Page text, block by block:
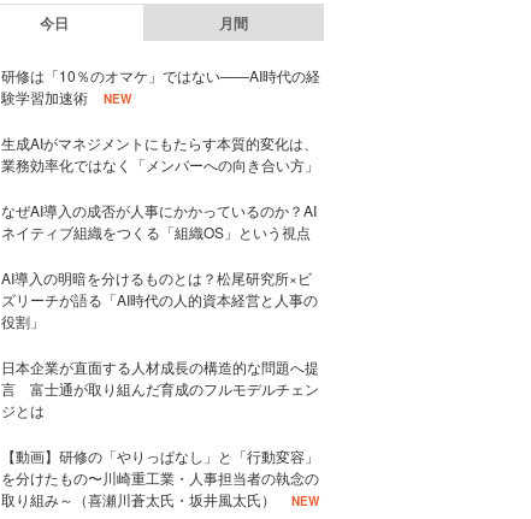
今日 月間
研修は「10％のオマケ」ではない——AI時代の経
験学習加速術
NEW
生成AIがマネジメントにもたらす本質的変化は、
業務効率化ではなく「メンバーへの向き合い方」
なぜAI導入の成否が人事にかかっているのか？AI
ネイティブ組織をつくる「組織OS」という視点
AI導入の明暗を分けるものとは？松尾研究所×ビ
ズリーチが語る「AI時代の人的資本経営と人事の
役割」
日本企業が直面する人材成長の構造的な問題へ提
言 富士通が取り組んだ育成のフルモデルチェン
ジとは
【動画】研修の「やりっぱなし」と「行動変容」
を分けたもの〜川崎重工業・人事担当者の執念の
取り組み～（喜瀬川蒼太氏・坂井風太氏）
NEW